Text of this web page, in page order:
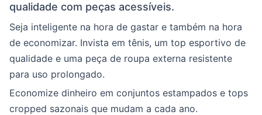
qualidade com peças acessíveis.
Seja inteligente na hora de gastar e também na hora
de economizar. Invista em tênis, um top esportivo de
qualidade e uma peça de roupa externa resistente
para uso prolongado.
Economize dinheiro em conjuntos estampados e tops
cropped sazonais que mudam a cada ano.